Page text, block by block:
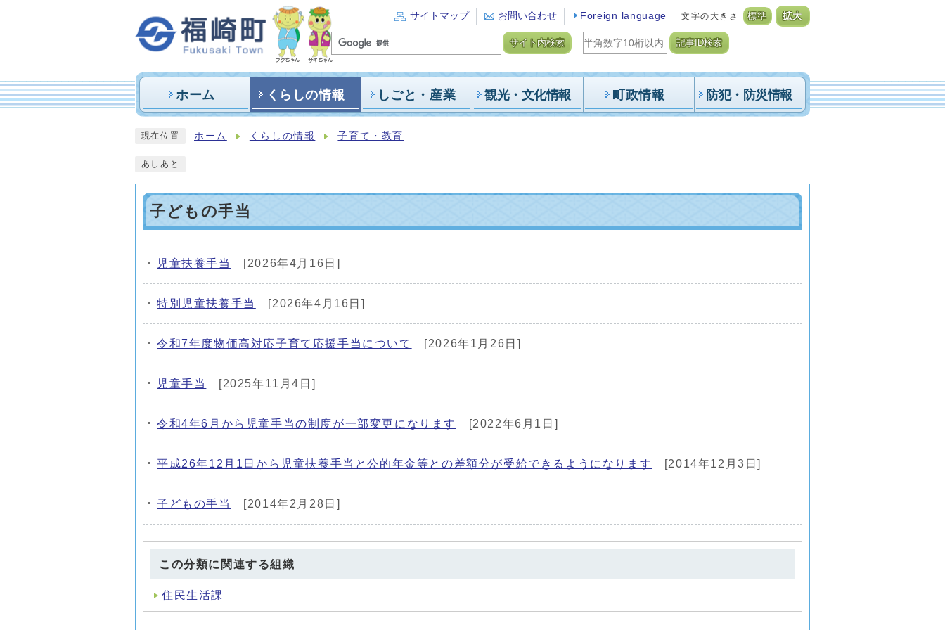
サイトマップ お問い合わせ Foreign language 文字の大きさ 標準 拡大
サイト内検索 記事ID検索
ホーム くらしの情報 しごと・産業 観光・文化情報 町政情報 防犯・防災情報
現在位置 ホーム くらしの情報 子育て・教育
あしあと
子どもの手当
メインメニュー
児童扶養手当 [2026年4月16日]
特別児童扶養手当 [2026年4月16日]
令和7年度物価高対応子育て応援手当について [2026年1月26日]
児童手当 [2025年11月4日]
令和4年6月から児童手当の制度が一部変更になります [2022年6月1日]
平成26年12月1日から児童扶養手当と公的年金等との差額分が受給できるようになります [2014年12月3日]
子どもの手当 [2014年2月28日]
この分類に関連する組織
住民生活課